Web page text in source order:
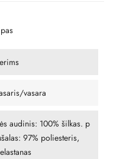
vasara
audinis: 100% šilkas. p
97% poliesteris,